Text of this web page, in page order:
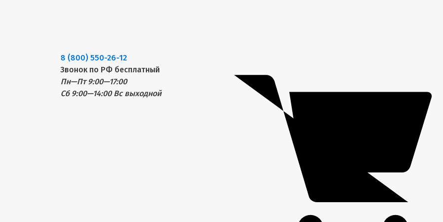
8 (800) 550-26-12
Звонок по РФ бесплатный
Пн—Пт 9:00—17:00
Сб 9:00—14:00 Вс выходной